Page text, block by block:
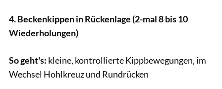
4.Beckenkippen in Rückenlage (2-mal 8 bis 10
Wiederholungen)
So geht's: kleine, kontrollierte Kippbewegungen, im
Wechsel Hohlkreuz und Rundrücken